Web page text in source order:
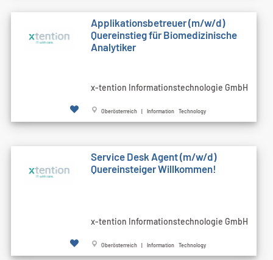
Applikationsbetreuer (m/w/d)
Quereinstieg für Biomedizinische
Analytiker
x-tention Informationstechnologie GmbH
Oberösterreich | Information Technology
Service Desk Agent (m/w/d)
Quereinsteiger Willkommen!
x-tention Informationstechnologie GmbH
Oberösterreich | Information Technology